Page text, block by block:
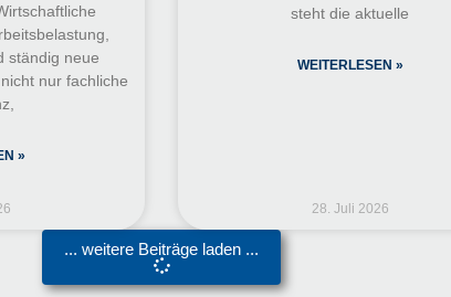
ständig neue
nur fachliche
»
steht die aktuelle
WEITERLESEN »
28. Juli 2026
... weitere Beiträge laden ...